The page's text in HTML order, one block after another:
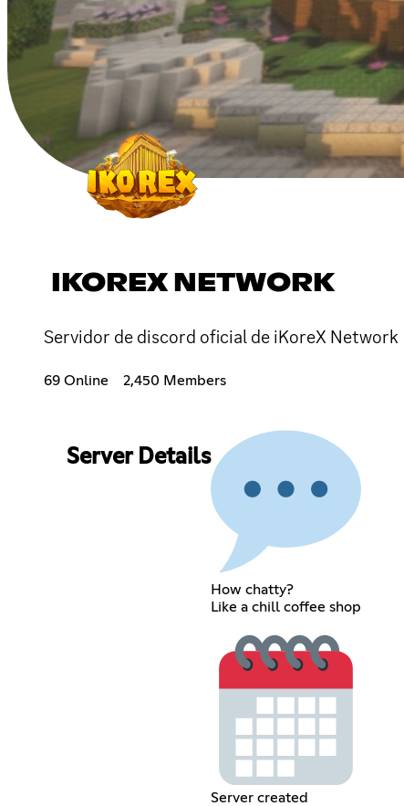
IKOREX NETWORK
Servidor de discord oficial de iKoreX Network
69 Online 2,450 Members
Server Details
How chatty?
Like a chill coffee shop
Server created